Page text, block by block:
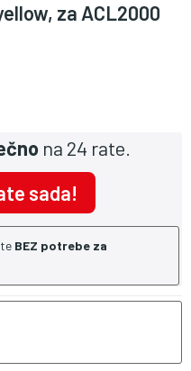
za ACL2000
na 24 rate.
sada!
BEZ potrebe za